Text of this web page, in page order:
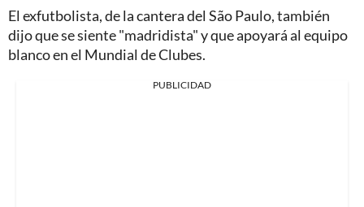
El exfutbolista, de la cantera del São Paulo, también
dijo que se siente "madridista" y que apoyará al equipo
blanco en el Mundial de Clubes.
PUBLICIDAD